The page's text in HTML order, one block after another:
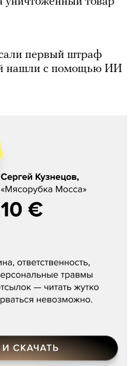
первый штраф
нашли с помощью ИИ
«Мясорубка